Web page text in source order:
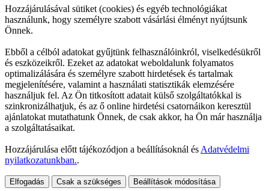
Hozzájárulásával sütiket (cookies) és egyéb technológiákat
használunk, hogy személyre szabott vásárlási élményt nyújtsunk
Önnek.
Ebből a célból adatokat gyűjtünk felhasználóinkról, viselkedésükről
és eszközeikről. Ezeket az adatokat weboldalunk folyamatos
optimalizálására és személyre szabott hirdetések és tartalmak
megjelenítésére, valamint a használati statisztikák elemzésére
használjuk fel. Az Ön titkosított adatait külső szolgáltatókkal is
szinkronizálhatjuk, és az ő online hirdetési csatornáikon keresztül
ajánlatokat mutathatunk Önnek, de csak akkor, ha Ön már használja
a szolgáltatásaikat.
Hozzájárulása előtt tájékozódjon a beállításoknál és Adatvédelmi
nyilatkozatunkban..
Elfogadás Csak a szükséges Beállítások módosítása